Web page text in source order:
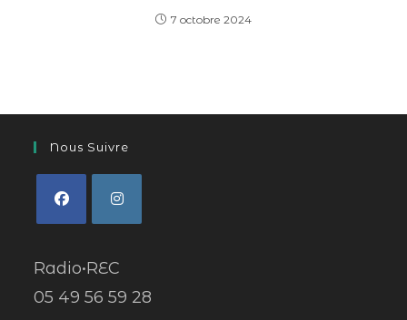
7 octobre 2024
Nous Suivre
Radio•REC
05 49 56 59 28